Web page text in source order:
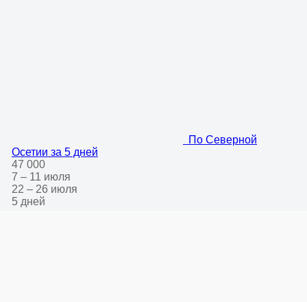
По Северной
Осетии за 5 дней
47 000
7 – 11 июля
22 – 26 июля
5 дней